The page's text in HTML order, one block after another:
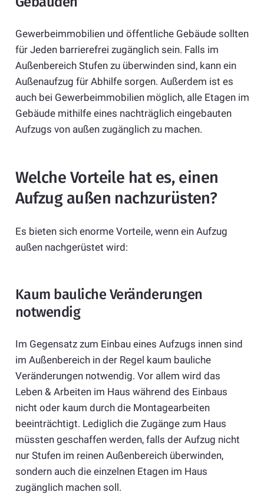
Gewerbeimmobilien und öffentliche Gebäude sollten
für Jeden barrierefrei zugänglich sein. Falls im
Außenbereich Stufen zu überwinden sind, kann ein
Außenaufzug für Abhilfe sorgen. Außerdem ist es
auch bei Gewerbeimmobilien möglich, alle Etagen im
Gebäude mithilfe eines nachträglich eingebauten
Aufzugs von außen zugänglich zu machen.
Welche Vorteile hat es, einen
Aufzug außen nachzurüsten?
Es bieten sich enorme Vorteile, wenn ein Aufzug
außen nachgerüstet wird:
Kaum bauliche Veränderungen
notwendig
Im Gegensatz zum Einbau eines Aufzugs innen sind
im Außenbereich in der Regel kaum bauliche
Veränderungen notwendig. Vor allem wird das
Leben & Arbeiten im Haus während des Einbaus
nicht oder kaum durch die Montagearbeiten
beeinträchtigt. Lediglich die Zugänge zum Haus
müssten geschaffen werden, falls der Aufzug nicht
nur Stufen im reinen Außenbereich überwinden,
sondern auch die einzelnen Etagen im Haus
zugänglich machen soll.